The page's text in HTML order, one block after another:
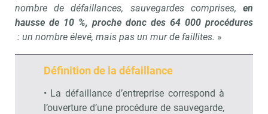
nombre de défaillances, sauvegardes comprises, en
hausse de 10 %, proche donc des 64 000 procédures
: un nombre élevé, mais pas un mur de faillites. »
Définition de la défaillance
• La défaillance d’entreprise correspond à
l’ouverture d’une procédure de sauvegarde,